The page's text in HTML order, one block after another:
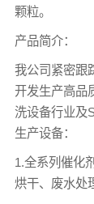
颗粒。
产品简介：
我公司紧密跟
开发生产高品
洗设备行业及
生产设备：
1.全系列催化
烘干、废水处